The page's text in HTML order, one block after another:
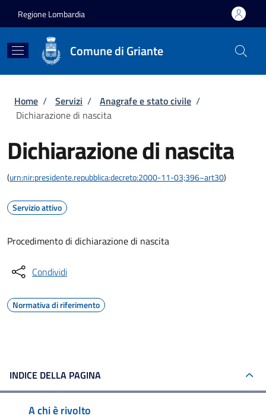
Regione Lombardia
Comune di Griante
Briciole di pane
Home / Servizi / Anagrafe e stato civile /
Dichiarazione di nascita
Dichiarazione di nascita
(urn:nir:presidente.repubblica:decreto:2000-11-03;396~art30)
Servizio attivo
Procedimento di dichiarazione di nascita
Condividi
Normativa di riferimento
INDICE DELLA PAGINA
A chi è rivolto